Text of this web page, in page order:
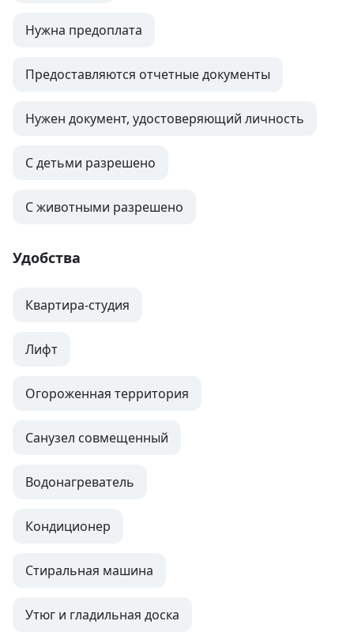
Нужна предоплата
Предоставляются отчетные документы
Нужен документ, удостоверяющий личность
С детьми разрешено
С животными разрешено
Удобства
Квартира-студия
Лифт
Огороженная территория
Санузел совмещенный
Водонагреватель
Кондиционер
Стиральная машина
Утюг и гладильная доска